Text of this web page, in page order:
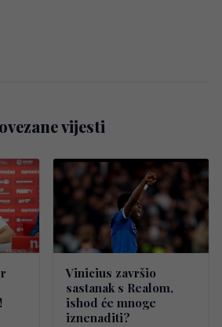
vijesti
Vinicius završio
sastanak s Realom,
ishod će mnoge
iznenaditi?